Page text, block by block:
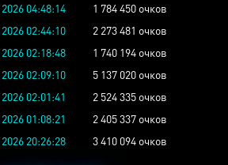
04:48:14
1 784 450 очков
02:44:10
2 273 481 очков
02:18:48
1 740 194 очков
02:09:10
5 137 020 очков
02:01:41
2 524 335 очков
01:08:21
2 405 337 очков
20:26:28 3 410 094 очков